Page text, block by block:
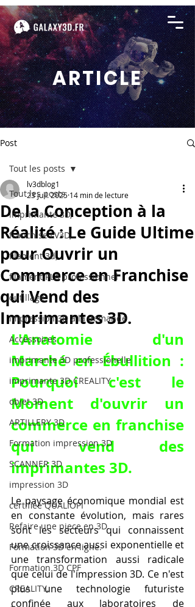
ARTICLE
Post
Tout les posts
imprimante 3D,
franchise LV3D,
filament 3d,
filament PLA professionnel
outillage
impression 3D à la demande
Accessoires
imprimante 3D professionelle
imprimante 3D CREALITY
objet 3D
ARTILLERY 3D
Formation impression 3D
SCANNER 3D
impression 3D
certifiée QUALIOPI
Refaire une piece en 3D
Formation 3D en ligne.
Formation 3D CPF
CREALITY,
Tout les posts
De la Conception à la
Réalité : Le Guide Ultime
pour Ouvrir un
Commerce en Franchise
qui Vend des
Imprimantes 3D.
lv3dblog1
23 juil. 2025 14 min de lecture
L'Anatomie d'un
Marché en Ébullition :
Pourquoi c'est le
Moment d'ouvrir un
commerce en franchise
qui vend des
imprimantes 3D.
Le paysage économique mondial est
en constante évolution, mais rares
sont les secteurs qui connaissent
une croissance aussi exponentielle et
une transformation aussi radicale
que celui de l'impression 3D. Ce n'est
plus une technologie futuriste
confinée aux laboratoires de